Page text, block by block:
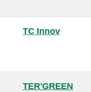
TC Innov
TER'GREEN